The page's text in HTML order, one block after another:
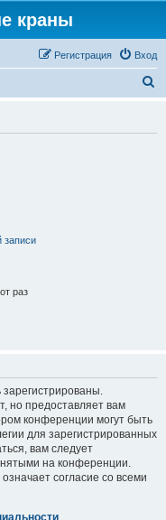
краны
Вход
Регистрация
записи
раз
но предоставляет вам
конференции могут быть
для зарегистрированных
вам следует
на конференции.
согласие со всеми